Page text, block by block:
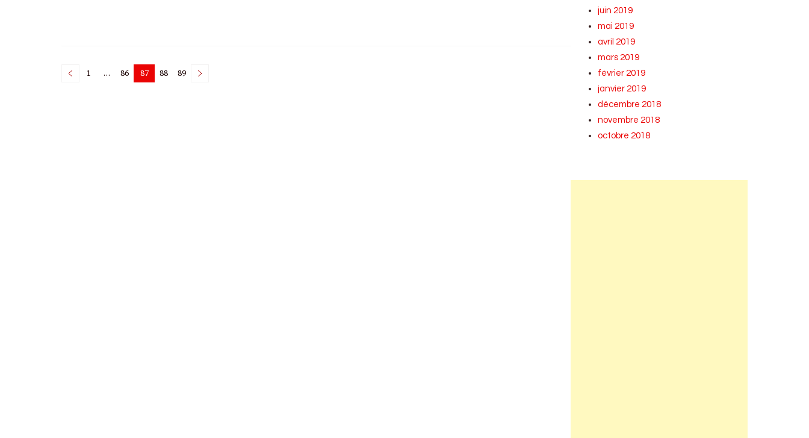
Posts
Page
1 … Page
86 Page
87 Page
88 Page
89
juin 2019
mai 2019
avril 2019
mars 2019
février 2019
janvier 2019
décembre 2018
novembre 2018
octobre 2018